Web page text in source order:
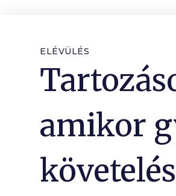
ELÉVÜLÉS
amikor